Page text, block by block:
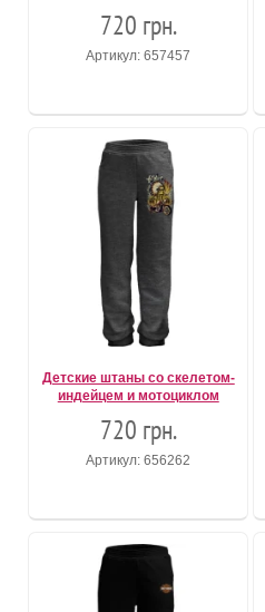
720 грн.
Артикул: 657457
Детские штаны со скелетом-
индейцем и мотоциклом
720 грн.
Артикул: 656262